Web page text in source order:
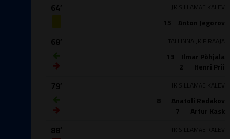
64′
15 Anton Jegorov
JK SILLAMÄE KALEV
68′
13
Ilmar Põhjala
2
Henri Prii
TALLINNA JK PIRAAJA
79′
8
Anatoli Redakov
7
Artur Kask
JK SILLAMÄE KALEV
88′ JK SILLAMÄE KALEV